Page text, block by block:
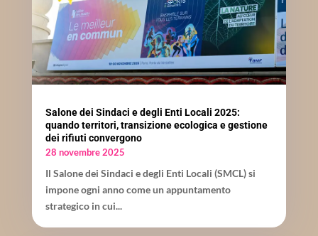
Salone dei Sindaci e degli Enti Locali 2025:
quando territori, transizione ecologica e gestione
dei rifiuti convergono
28 novembre 2025
Il Salone dei Sindaci e degli Enti Locali (SMCL) si
impone ogni anno come un appuntamento
strategico in cui...